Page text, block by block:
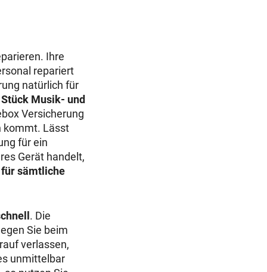
Ihre
repariert
natürlich für
Musik- und
Versicherung
kommt. Lässt
für ein
Gerät handelt,
für sämtliche
. Die
Sie beim
verlassen,
unmittelbar